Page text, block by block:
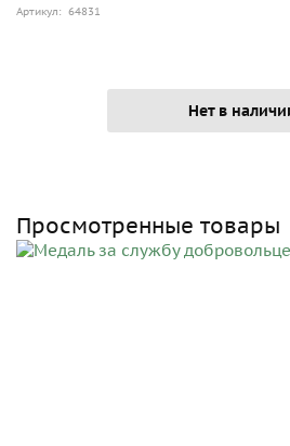
Артикул: 64831
Нет в
Просмотренные товары